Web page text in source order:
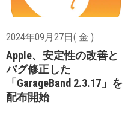
2024年09月27日( 金 )
Apple、安定性の改善と
バグ修正した
「GarageBand 2.3.17」を
配布開始